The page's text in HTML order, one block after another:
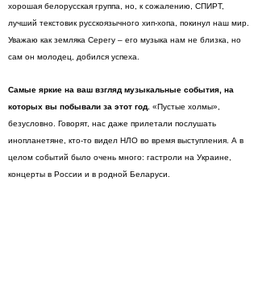
хорошая белорусская группа, но, к сожалению, СПИРТ,
лучший текстовик русскоязычного хип-хопа, покинул наш мир.
Уважаю как земляка Серегу – его музыка нам не близка, но
сам он молодец, добился успеха.
Самые яркие на ваш взгляд музыкальные события, на
которых вы побывали за этот год. «Пустые холмы»,
безусловно. Говорят, нас даже прилетали послушать
инопланетяне, кто-то видел НЛО во время выступления. А в
целом событий было очень много: гастроли на Украине,
концерты в России и в родной Беларуси.